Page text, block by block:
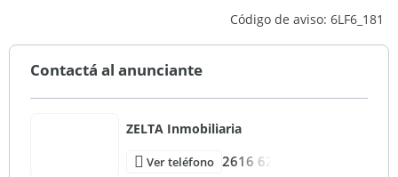
Código de aviso: 6LF6_181
Contactá al anunciante
ZELTA Inmobiliaria
Ver teléfono 2616 62